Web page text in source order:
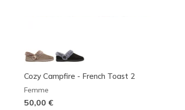
Cozy Campfire - French Toast 2
Femme
50,00 €